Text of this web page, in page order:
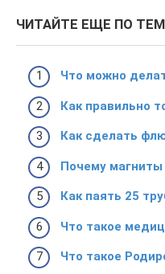
ЧИТАЙТЕ ЕЩЕ ПО
Что можно
Как правильно
Как сделать
Почему
Как паять 25
Что такое
Что такое